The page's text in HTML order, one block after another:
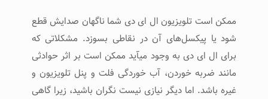
ممکن است تلویزیون ال ای دی شما ناگهان صدایش قطع
شود یا پیکسل‌های آن در نقاطی بسوزد. مشکلاتی که
برای ال ای دی به وجود می­آید ممکن است بر اثر حوادثی
مانند ضربه خوردن، آب خوردگی فلت و پنل تلویزیون و
غیره باشد. اما دیگر نیازی نیست نگران باشید، زیرا گاهی